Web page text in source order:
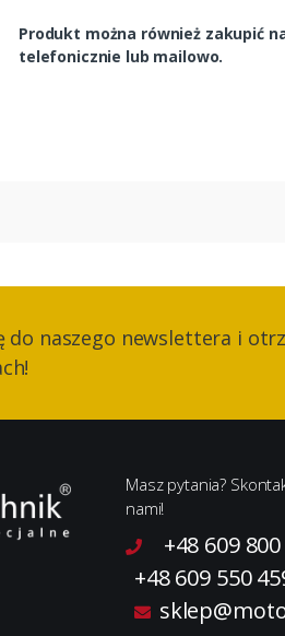
Produkt można również zakupić
telefonicznie lub mailowo.
do naszego newslettera i
Masz pytania?
nami!
+48 609 800
+48 609 550